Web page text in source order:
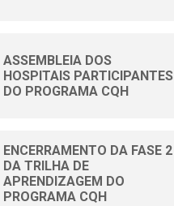
ASSEMBLEIA DOS
HOSPITAIS PARTICIPANTES
DO PROGRAMA CQH
ENCERRAMENTO DA FASE 2
DA TRILHA DE
APRENDIZAGEM DO
PROGRAMA CQH